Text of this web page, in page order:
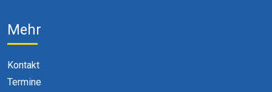
Mehr
Kontakt
Termine